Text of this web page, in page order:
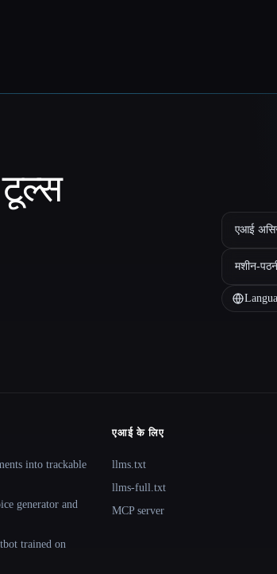
एआई
मशीन-
into trackable
generator and
trained on
एआई के लिए
llms.txt
llms-full.txt
MCP server